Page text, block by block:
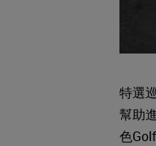
特選
幫助
色